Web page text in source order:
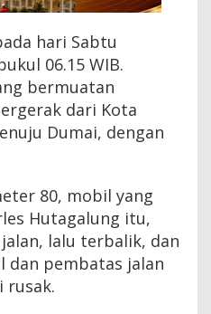
hari Sabtu
06.15 WIB.
bermuatan
dari Kota
Dumai, dengan
80, mobil yang
Hutagalung itu,
lalu terbalik, dan
dan pembatas jalan
rusak.